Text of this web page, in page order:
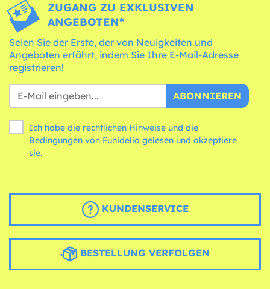
ZUGANG ZU EXKLUSIVEN
ANGEBOTEN*
Seien Sie der Erste, der von Neuigkeiten und
Angeboten erfährt, indem Sie Ihre E-Mail-Adresse
registrieren!
ABONNIEREN
Ich habe die rechtlichen Hinweise und die
Bedingungen
sie.
KUNDENSERVICE
BESTELLUNG VERFOLGEN